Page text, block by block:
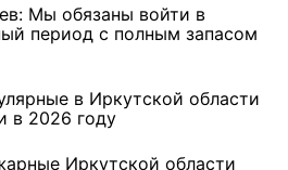
Мы обязаны войти в
период с полным запасом
в Иркутской области
в 2026 году
Иркутской области